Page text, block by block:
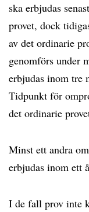
ska erbjudas
provet, dock
av det ordinarie
genomförs under
erbjudas inom tre
Tidpunkt för
det ordinarie
Minst ett andra
erbjudas inom ett
I de fall prov inte